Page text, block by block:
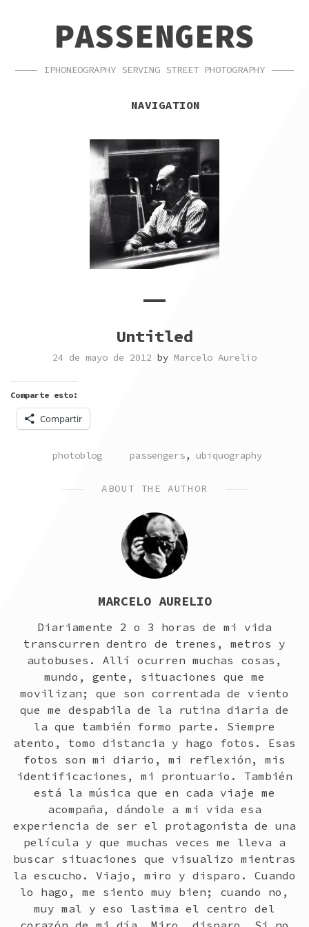
NAVIGATIONPASSENGERS
IPHONEOGRAPHY SERVING STREET PHOTOGRAPHY
NAVIGATION
Untitled
24 de mayo de 2012 by Marcelo Aurelio
Comparte esto:
Compartir
POSTED
photoblog TAGGED
passengers, ubiquography
ABOUT THE AUTHOR
MARCELO AURELIO
Diariamente 2 o 3 horas de mi vida
transcurren dentro de trenes, metros y
autobuses. Allí ocurren muchas cosas,
mundo, gente, situaciones que me
movilizan; que son correntada de viento
que me despabila de la rutina diaria de
la que también formo parte. Siempre
atento, tomo distancia y hago fotos. Esas
fotos son mi diario, mi reflexión, mis
identificaciones, mi prontuario. También
está la música que en cada viaje me
acompaña, dándole a mi vida esa
experiencia de ser el protagonista de una
película y que muchas veces me lleva a
buscar situaciones que visualizo mientras
la escucho. Viajo, miro y disparo. Cuando
lo hago, me siento muy bien; cuando no,
muy mal y eso lastima el centro del